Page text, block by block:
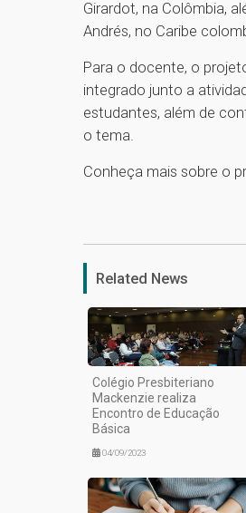
Girardot, na Colômbia,
Andrés, no Caribe
Para o docente, o
integrado junto a
estudantes, além de
o tema.
Conheça mais sobre o
Related News
Colégio Presbiteriano
Mackenzie realiza
Encontro de Educação
Básica
04/09/2023